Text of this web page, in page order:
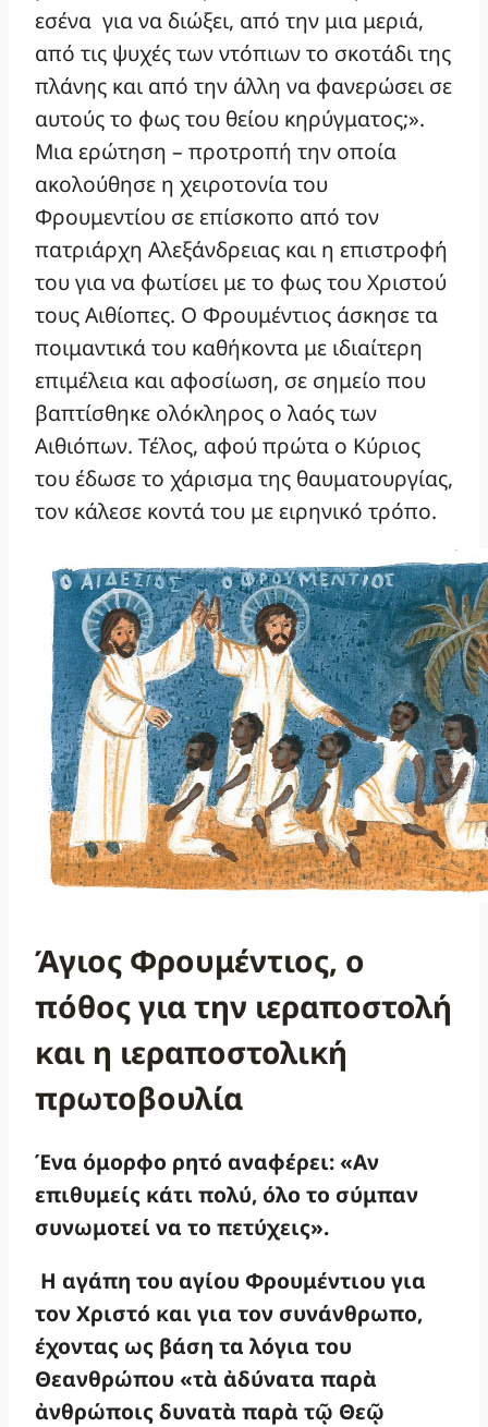
εσένα για να διώξει, από την μια μεριά,
από τις ψυχές των ντόπιων το σκοτάδι της
πλάνης και από την άλλη να φανερώσει σε
αυτούς το φως του θείου κηρύγματος;».
Μια ερώτηση – προτροπή την οποία
ακολούθησε η χειροτονία του
Φρουμεντίου σε επίσκοπο από τον
πατριάρχη Αλεξάνδρειας και η επιστροφή
του για να φωτίσει με το φως του Χριστού
τους Αιθίοπες. Ο Φρουμέντιος άσκησε τα
ποιμαντικά του καθήκοντα με ιδιαίτερη
επιμέλεια και αφοσίωση, σε σημείο που
βαπτίσθηκε ολόκληρος ο λαός των
Αιθιόπων. Τέλος, αφού πρώτα ο Κύριος
του έδωσε το χάρισμα της θαυματουργίας,
τον κάλεσε κοντά του με ειρηνικό τρόπο.
Άγιος Φρουμέντιος, ο
πόθος για την ιεραποστολή
και η ιεραποστολική
πρωτοβουλία
Ένα όμορφο ρητό αναφέρει: «Αν
επιθυμείς κάτι πολύ, όλο το σύμπαν
συνωμοτεί να το πετύχεις».
Η αγάπη του αγίου Φρουμέντιου για
τον Χριστό και για τον συνάνθρωπο,
έχοντας ως βάση τα λόγια του
Θεανθρώπου «τὰ ἀδύνατα παρὰ
ἀνθρώποις δυνατὰ παρὰ τῷ Θεῷ